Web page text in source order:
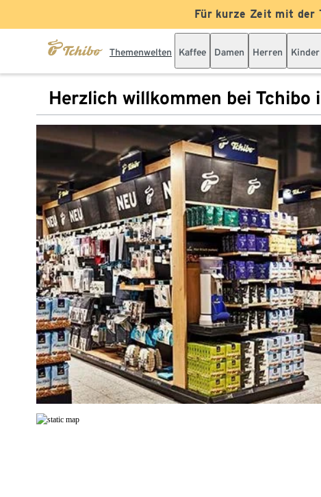
Für kurze Zeit mit der
Themenwelten Kaffee Damen Herren Kinder
Herzlich willkommen bei Tchibo